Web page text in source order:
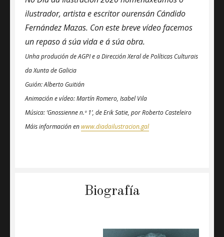
ilustrador, artista e escritor ourensán Cándido
Fernández Mazas. Con este breve vídeo facemos
un repaso á súa vida e á súa obra.
Unha produción de AGPI e a Dirección Xeral de Políticas Culturais
da Xunta de Galicia
Guión: Alberto Guitián
Animación e vídeo: Martín Romero, Isabel Vila
Música: ‘Gnossienne n.º 1’, de Erik Satie, por Roberto Casteleiro
Máis información enwww.diadailustracion.gal
Biografía